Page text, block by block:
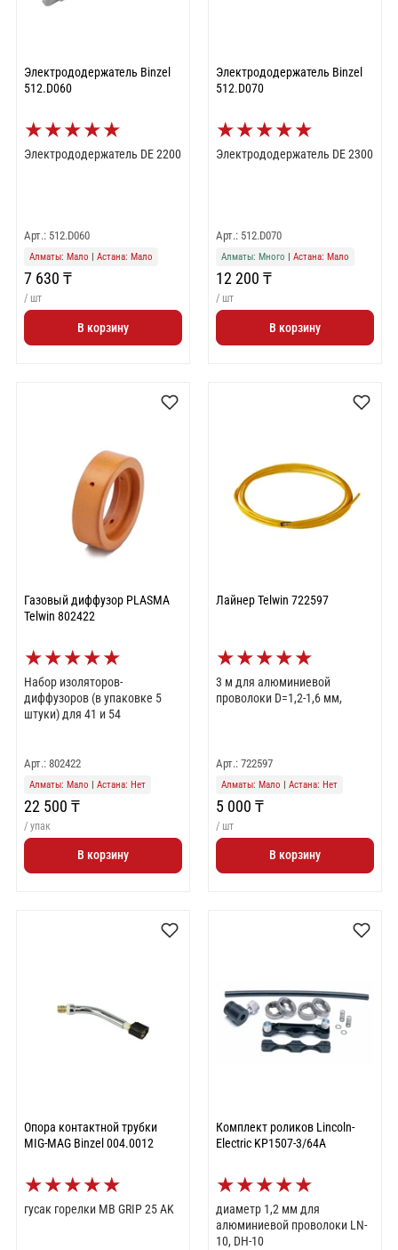
Электрододержатель Binzel
512.D060
★★★★★
Электрододержатель DE 2200
Арт.: 512.D060
Алматы: Мало Астана: Мало
7 630 ₸
/ шт
В корзину
Электрододержатель Binzel
512.D070
★★★★★
Электрододержатель DE 2300
Арт.: 512.D070
Алматы: Много Астана: Мало
12 200 ₸
/ шт
В корзину
Газовый диффузор PLASMA
Telwin 802422
★★★★★
Набор изоляторов-
диффузоров (в упаковке 5
штуки) для 41 и 54
Арт.: 802422
Алматы: Мало | Астана: Нет
22 500 ₸
/ упак
В корзину
Лайнер Telwin 722597
★★★★★
3 м для алюминиевой
проволоки D=1,2-1,6 мм,
Арт.: 722597
Алматы: Мало | Астана: Нет
5 000 ₸
/ шт
В корзину
Опора контактной трубки
MIG-MAG Binzel 004.0012
★★★★★
гусак горелки МВ GRIP 25 AK
Комплект роликов Lincoln-
Electric KP1507-3/64A
★★★★★
диаметр 1,2 мм для
алюминиевой проволоки LN-
10, DH-10